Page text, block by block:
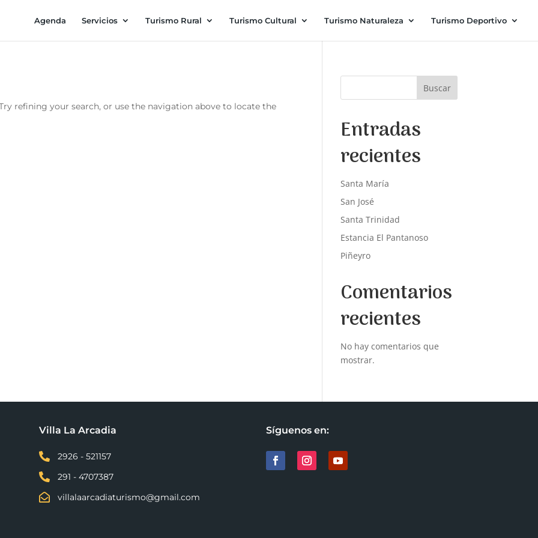
Agenda Servicios Turismo Rural Turismo Cultural Turismo Naturaleza Turismo Deportivo
refining your search, or use the navigation above to locate the
Buscar
Entradas
recientes
Santa María
San José
Santa Trinidad
Estancia El Pantanoso
Piñeyro
Comentarios
recientes
No hay comentarios que
mostrar.
Villa La Arcadia

2926 - 521157

291 - 4707387

villalaarcadiaturismo@gmail.com
Síguenos en: